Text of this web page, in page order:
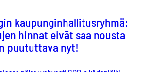
kaupunginhallitusryhmä:
hinnat eivät saa nousta
puututtava nyt!